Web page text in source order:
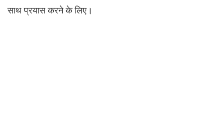
साथ प्रयास करने के लिए।